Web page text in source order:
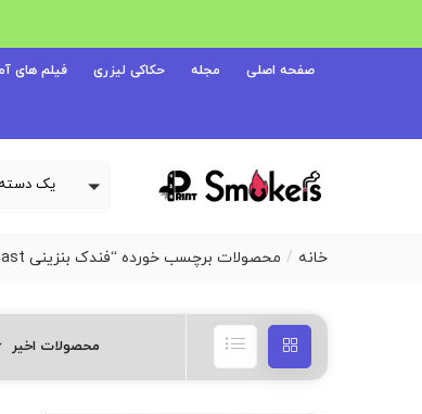
صفحه اصلی مجله حکاکی لیزری فیلم های
خانه محصولات برچسب خورده “فندک بنزینی Chief Beast”
محصولات اخیر